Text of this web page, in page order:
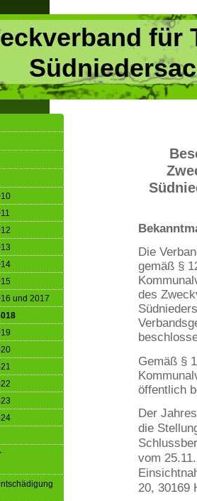
für
Die
gemäß §
des
Gemäß §
öffentlich
Der
die
vom
20, 30169
und 2017